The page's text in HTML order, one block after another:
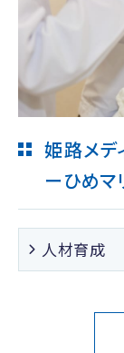
姫路メデ
ーひめマ
人材育成